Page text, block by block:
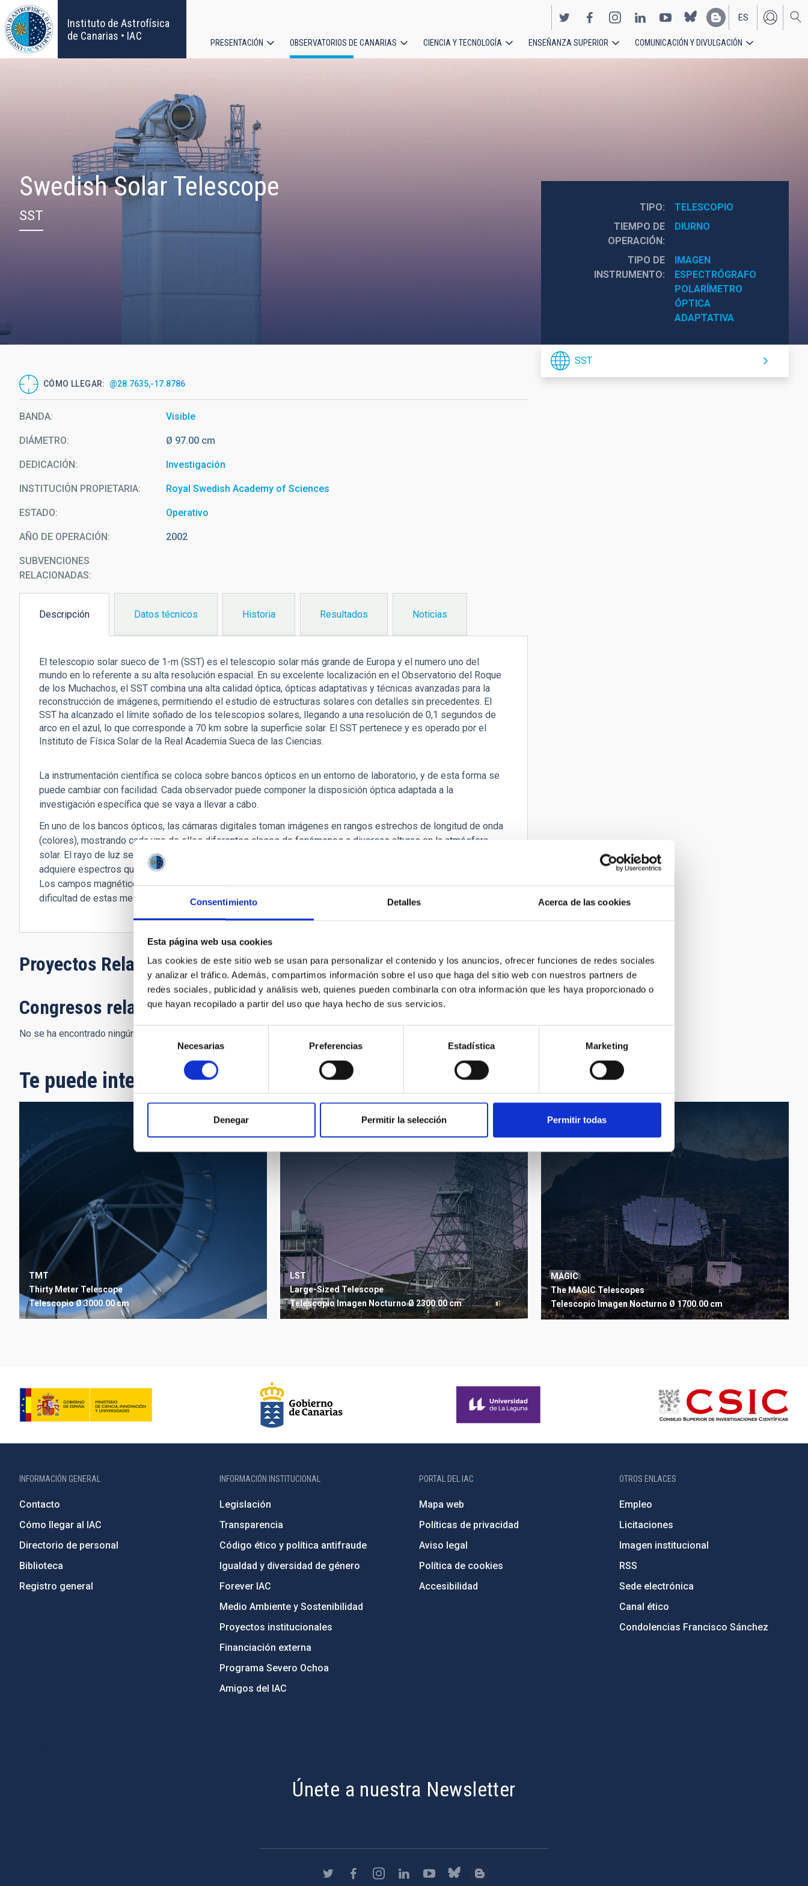
Consentimiento Detalles Acerca de las cookies
Esta página web usa cookies
Las cookies de este sitio web se usan para personalizar el contenido y los anuncios, ofrecer funciones de redes sociales
y analizar el tráfico. Además, compartimos información sobre el uso que haga del sitio web con nuestros partners de
redes sociales, publicidad y análisis web, quienes pueden combinarla con otra información que les haya proporcionado o
que hayan recopilado a partir del uso que haya hecho de sus servicios.
Selección
consentimiento
Necesarias Preferencias Estadística Marketing
Denegar Permitir la selección Permitir todas
Pasar
al
contenido
principal
Instituto de Astrofísica
de Canarias • IAC
EN
ES
Navegación
principal
PRESENTACIÓN OBSERVATORIOS DE CANARIAS CIENCIA Y TECNOLOGÍA ENSEÑANZA SUPERIOR COMUNICACIÓN Y DIVULGACIÓN
Swedish Solar Telescope
SST
CÓMO LLEGAR @28.7635,-17.8786
BANDA Visible
DIÁMETRO Ø 97.00 cm
DEDICACIÓN Investigación
INSTITUCIÓN PROPIETARIA Royal Swedish Academy of Sciences
ESTADO Operativo
AÑO DE OPERACIÓN 2002
SUBVENCIONES
RELACIONADAS:
Descripción
Datos técnicos Historia Resultados Noticias
El telescopio solar sueco de 1-m (SST) es el telescopio solar más grande de Europa y el numero uno del
mundo en lo referente a su alta resolución espacial. En su excelente localización en el Observatorio del Roque
de los Muchachos, el SST combina una alta calidad óptica, ópticas adaptativas y técnicas avanzadas para la
reconstrucción de imágenes, permitiendo el estudio de estructuras solares con detalles sin precedentes. El
SST ha alcanzado el límite soñado de los telescopios solares, llegando a una resolución de 0,1 segundos de
arco en el azul, lo que corresponde a 70 km sobre la superficie solar. El SST pertenece y es operado por el
Instituto de Física Solar de la Real Academia Sueca de las Ciencias.
La instrumentación científica se coloca sobre bancos ópticos en un entorno de laboratorio, y de esta forma se
puede cambiar con facilidad. Cada observador puede componer la disposición óptica adaptada a la
investigación específica que se vaya a llevar a cabo.
En uno de los bancos ópticos, las cámaras digitales toman imágenes en rangos estrechos de longitud de onda
(colores), mostrando cada uno de ellos diferentes clases de fenómenos a diversas alturas en la atmósfera
solar. El rayo de luz se puede desviar a otro banco óptico en donde se encuentra un espectrógrafo, que
adquiere espectros que se pueden utilizar para medir propiedades físicas, como la velocidad del gas solar.
Los campos magnéticos solares se pueden medir con la ayuda de la polarización de la luz. Debido a la
dificultad de estas mediciones, se requieren instrumentos de alta precisión y una imagen solar nítida y estable.
Proyectos Relacionados
Congresos relacionados
No se ha encontrado ningún resultado.
TIPO
TELESCOPIO
TIEMPO DE
OPERACIÓN
DIURNO
TIPO DE
INSTRUMENTO
IMAGEN
ESPECTRÓGRAFO
POLARÍMETRO
ÓPTICA
ADAPTATIVA
SST
Te puede interesar
TMT
Thirty Meter Telescope
TelescopioØ 3000.00 cm
LST
Large-Sized Telescope
TelescopioImagen Nocturno Ø 2300.00 cm
MAGIC
The MAGIC Telescopes
TelescopioImagenNocturno Ø 1700.00 cm
INFORMACIÓN GENERAL
Contacto
Cómo llegar al IAC
Directorio de personal
Biblioteca
Registro general
INFORMACIÓN INSTITUCIONAL
Legislación
Transparencia
Código ético y política antifraude
Igualdad y diversidad de género
Forever IAC
Medio Ambiente y Sostenibilidad
Proyectos institucionales
Financiación externa
Programa Severo Ochoa
Amigos del IAC
PORTAL DEL IAC
Mapa web
Políticas de privacidad
Aviso legal
Política de cookies
Accesibilidad
OTROS ENLACES
Empleo
Licitaciones
Imagen institucional
RSS
Sede electrónica
Canal ético
Condolencias Francisco Sánchez
Únete a nuestra Newsletter